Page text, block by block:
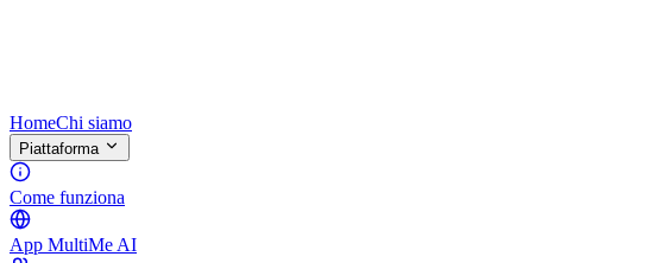
HomeChi siamo
Piattaforma
Come funziona
App MultiMe AI